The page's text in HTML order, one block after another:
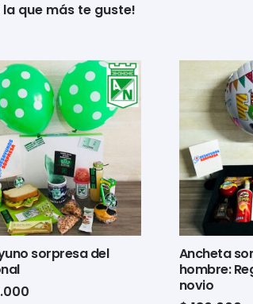
que más te guste!
sorpresa del
Ancheta
hombre:
novio